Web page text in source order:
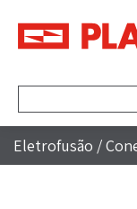
por:
Eletrofusão /